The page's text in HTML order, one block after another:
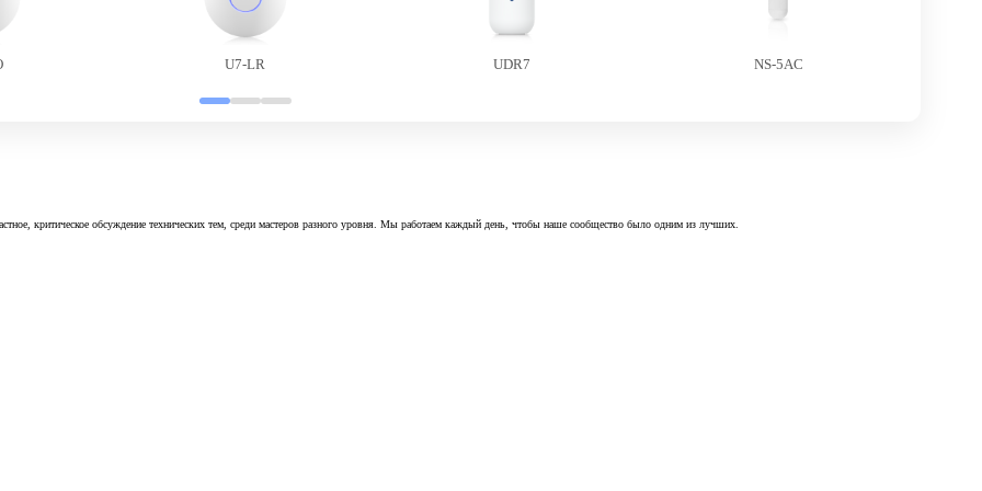
U7-LR UDR7 NS-5AC
критическое обсуждение технических тем, среди мастеров разного уровня. Мы работаем каждый день, чтобы наше сообщество было одним из лучших.